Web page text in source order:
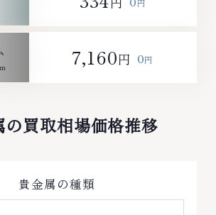
7,160円 0円
の買取相場価格推移
貴金属の種類